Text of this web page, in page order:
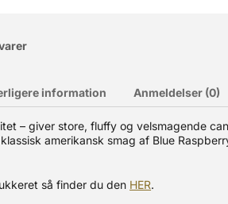
du: - 1 candyfloss maskine, - 1
information Anmeldelser (0)
– giver store, fluffy og velsmagende
amerikansk smag af Blue
så finder du den HER.